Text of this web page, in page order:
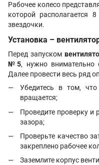
Рабочее колесо
которой располагается
звездочки.
Установка –
Перед запуском
№5, нужно внимательно
Далее провести весь ряд
Убедитесь в том,
вращается;
Проведите проверку и
зазора;
Проверьте качество
закреплено рабочее
Заземлите корпус